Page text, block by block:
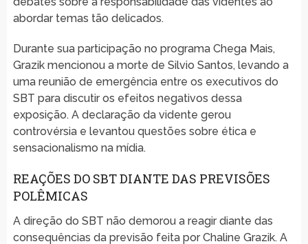
abordar temas tão delicados.
Durante sua participação no programa Chega Mais,
Grazik mencionou a morte de Silvio Santos, levando a
uma reunião de emergência entre os executivos do
SBT para discutir os efeitos negativos dessa
exposição. A declaração da vidente gerou
controvérsia e levantou questões sobre ética e
sensacionalismo na mídia.
REAÇÕES DO SBT DIANTE DAS PREVISÕES
POLÊMICAS
A direção do SBT não demorou a reagir diante das
consequências da previsão feita por Chaline Grazik. A